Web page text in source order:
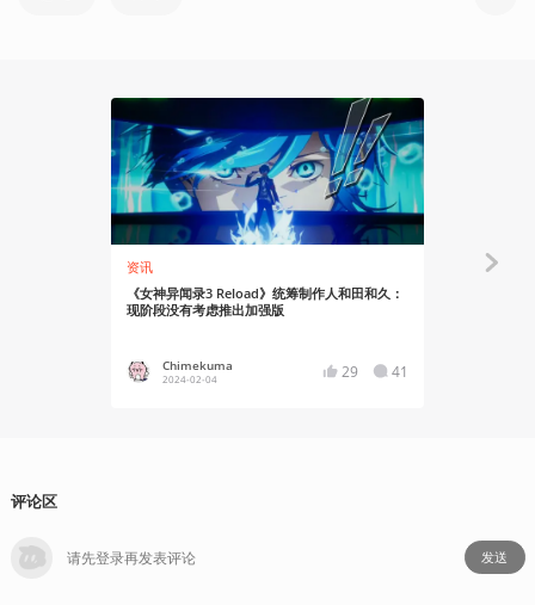
资讯
《女神异闻录3 Reload》统筹制作人和田和久：
现阶段没有考虑推出加强版
Chimekuma
2024-02-04 29 41
评论区
发送